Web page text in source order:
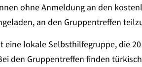
ohne Anmeldung an den
an den Gruppentreffen
eine lokale Selbsthilfegruppe, die
den Gruppentreffen finden